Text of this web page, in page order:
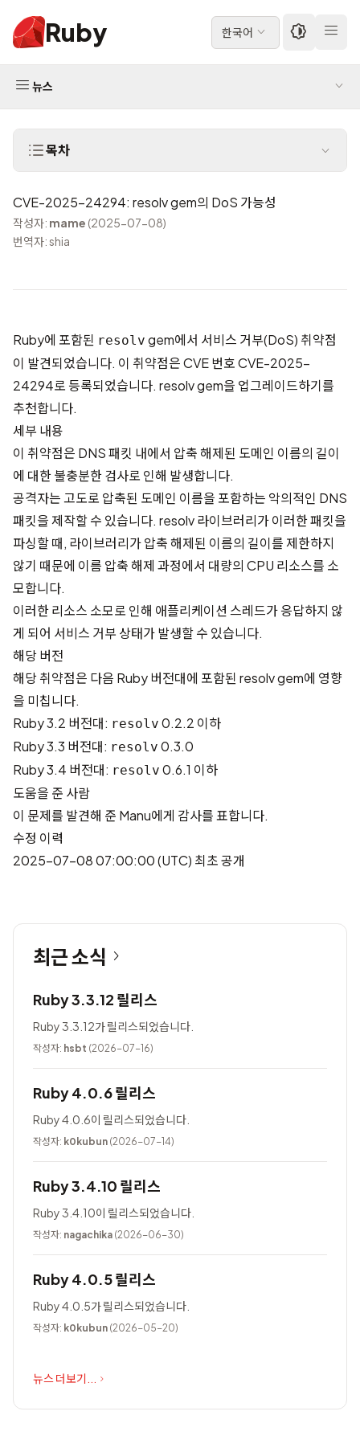
Ruby 한국어
뉴스
목차
CVE-2025-24294: resolv gem의 DoS 가능성
작성자: mame (2025-07-08)
번역자: shia
Ruby에 포함된 resolv gem에서 서비스 거부(DoS) 취약점
이 발견되었습니다. 이 취약점은 CVE 번호CVE-2025-
24294로 등록되었습니다. resolv gem을 업그레이드하기를
추천합니다.
세부 내용
이 취약점은 DNS 패킷 내에서 압축 해제된 도메인 이름의 길이
에 대한 불충분한 검사로 인해 발생합니다.
공격자는 고도로 압축된 도메인 이름을 포함하는 악의적인 DNS
패킷을 제작할 수 있습니다. resolv 라이브러리가 이러한 패킷을
파싱할 때, 라이브러리가 압축 해제된 이름의 길이를 제한하지
않기 때문에 이름 압축 해제 과정에서 대량의 CPU 리소스를 소
모합니다.
이러한 리소스 소모로 인해 애플리케이션 스레드가 응답하지 않
게 되어 서비스 거부 상태가 발생할 수 있습니다.
해당 버전
해당 취약점은 다음 Ruby 버전대에 포함된 resolv gem에 영향
을 미칩니다.
Ruby 3.2 버전대: resolv 0.2.2 이하
Ruby 3.3 버전대: resolv 0.3.0
Ruby 3.4 버전대: resolv 0.6.1 이하
도움을 준 사람
이 문제를 발견해 준 Manu에게 감사를 표합니다.
수정 이력
2025-07-08 07:00:00 (UTC) 최초 공개
최근 소식
Ruby 3.3.12 릴리스
Ruby 3.3.12가 릴리스되었습니다.
작성자: hsbt (2026-07-16)
Ruby 4.0.6 릴리스
Ruby 4.0.6이 릴리스되었습니다.
작성자: k0kubun (2026-07-14)
Ruby 3.4.10 릴리스
Ruby 3.4.10이 릴리스되었습니다.
작성자: nagachika (2026-06-30)
Ruby 4.0.5 릴리스
Ruby 4.0.5가 릴리스되었습니다.
작성자: k0kubun (2026-05-20)
뉴스 더보기...